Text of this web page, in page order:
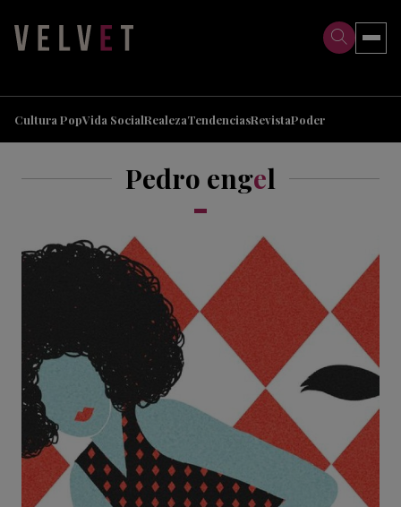
Cultura PopVida SocialRealezaTendenciasRevistaPoder
Pedro engel